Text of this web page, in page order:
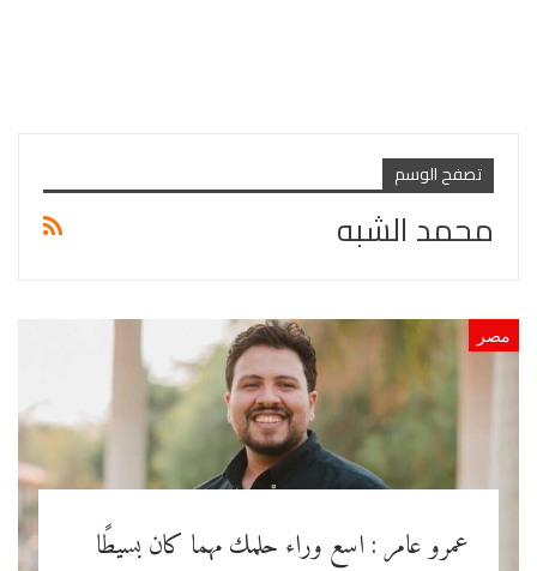
تصفح الوسم
محمد الشبه
مصر
عمرو عامر : اسع وراء حلمك مهما كان بسيطًا